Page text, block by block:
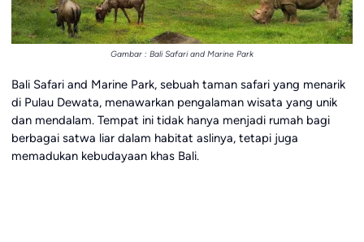
Gambar : Bali Safari and Marine Park
Bali Safari and Marine Park, sebuah taman safari yang menarik
di Pulau Dewata, menawarkan pengalaman wisata yang unik
dan mendalam. Tempat ini tidak hanya menjadi rumah bagi
berbagai satwa liar dalam habitat aslinya, tetapi juga
memadukan kebudayaan khas Bali.